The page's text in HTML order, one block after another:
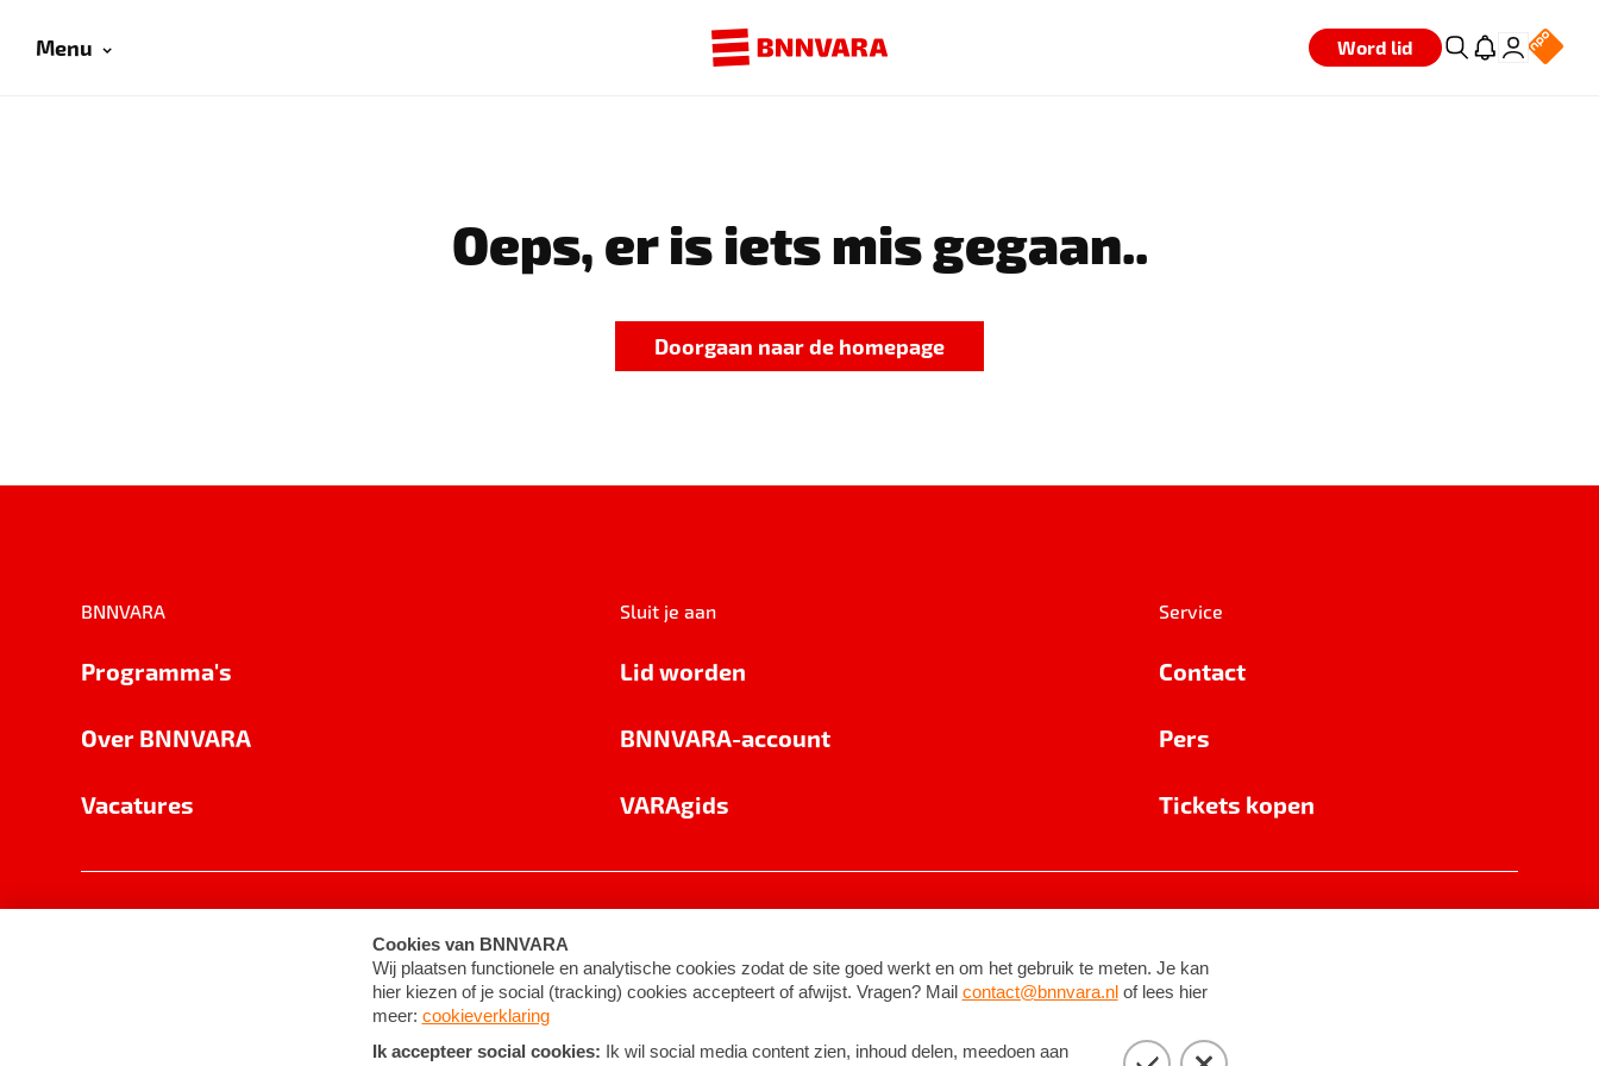
Menu Word lid
Oeps, er is iets mis gegaan..
Doorgaan naar de homepage
BNNVARA
Programma's
Over BNNVARA
Vacatures
Sluit je aan
Lid worden
BNNVARA-account
VARAgids
Service
Contact
Pers
Tickets kopen
Cookie-instellingen Algemene voorwaarden ©2026BNNVARA